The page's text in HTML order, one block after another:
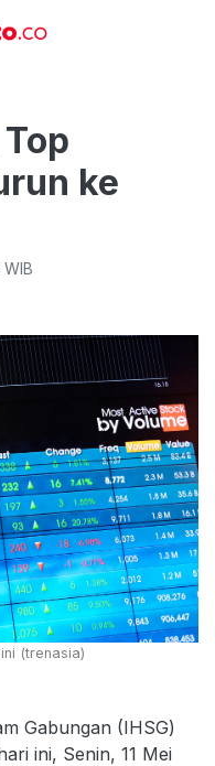
ke
WIB
(trenasia)
Gabungan (IHSG)
ini, Senin, 11 Mei